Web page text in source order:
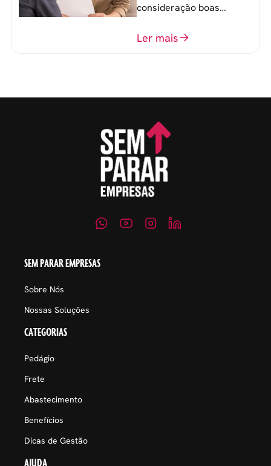
consideração boas
o perfil do profissional e
Ler mais
SEM PARAR EMPRESAS
Sobre Nós
Nossas Soluções
CATEGORIAS
Pedágio
Frete
Abastecimento
Benefícios
Dicas de Gestão
AJUDA